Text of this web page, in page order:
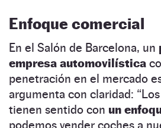
Enfoque comercial
En el Salón de Barcelona, un
empresa automovilística
penetración en el mercado
argumenta con claridad:
tienen sentido con un
podemos vender coches a